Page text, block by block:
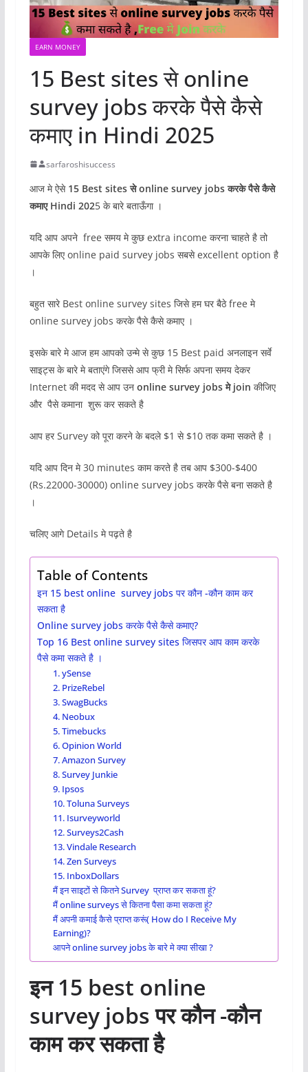
EARN MONEY
15 Best sites से online
survey jobs करके पैसे कैसे
कमाए in Hindi 2025
sarfaroshisuccess
आज मे ऐसे 15 Best sites से online survey jobs करके पैसे कैसे
कमाए Hindi 2025 के बारे बताऊँगा ।
यदि आप अपने free समय मे कुछ extra income करना चाहते है तो
आपके लिए online paid survey jobs सबसे excellent option है
।
बहुत सारे Best online survey sites जिसे हम घर बैठे free मे
online survey jobs करके पैसे कैसे कमाए ।
इसके बारे मे आज हम आपको उन्मे से कुछ 15 Best paid अनलाइन सर्वे
साइट्स के बारे मे बताएंगे जिससे आप फ्री मे सिर्फ अपना समय देकर
Internet की मदद से आप उन online survey jobs मे join कीजिए
और पैसे कमाना शुरू कर सकते है
आप हर Survey को पूरा करने के बदले $1 से $10 तक कमा सकते है ।
यदि आप दिन मे 30 minutes काम करते है तब आप $300-$400
(Rs.22000-30000) online survey jobs करके पैसे बना सकते है
।
चलिए आगे Details मे पढ़ते है
Table of Contents
इन 15 best online survey jobs पर कौन -कौन काम कर
सकता है
Online survey jobs करके पैसे कैसे कमाए?
Top 16 Best online survey sites जिसपर आप काम करके
पैसे कमा सकते है ।
1. ySense
2. PrizeRebel
3. SwagBucks
4. Neobux
5. Timebucks
6. Opinion World
7. Amazon Survey
8. Survey Junkie
9. Ipsos
10. Toluna Surveys
11. Isurveyworld
12. Surveys2Cash
13. Vindale Research
14. Zen Surveys
15. InboxDollars
मैं इन साइटों से कितने Survey प्राप्त कर सकता हूं?
मैं online surveys से कितना पैसा कमा सकता हूं?
मैं अपनी कमाई कैसे प्राप्त करूं( How do I Receive My
Earning)?
आपने online survey jobs के बारे मे क्या सीखा ?
इन 15 best online
survey jobs पर कौन -कौन
काम कर सकता है